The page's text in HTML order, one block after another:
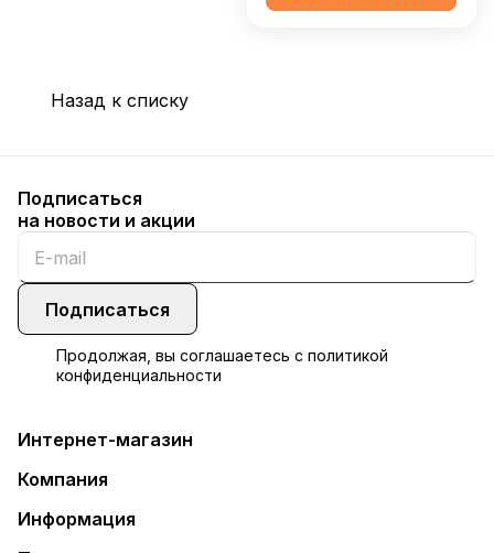
Назад к списку
Подписаться
на новости и акции
Подписаться
Продолжая, вы соглашаетесь с политикой
конфиденциальности
Интернет-магазин
Компания
Информация